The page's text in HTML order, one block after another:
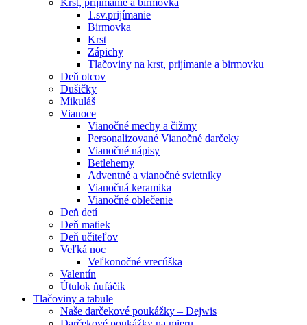
Krst, prijímanie a birmovka
1.sv.prijímanie
Birmovka
Krst
Zápichy
Tlačoviny na krst, prijímanie a birmovku
Deň otcov
Dušičky
Mikuláš
Vianoce
Vianočné mechy a čižmy
Personalizované Vianočné darčeky
Vianočné nápisy
Betlehemy
Adventné a vianočné svietniky
Vianočná keramika
Vianočné oblečenie
Deň detí
Deň matiek
Deň učiteľov
Veľká noc
Veľkonočné vrecúška
Valentín
Útulok ňufáčik
Tlačoviny a tabule
Naše darčekové poukážky – Dejwis